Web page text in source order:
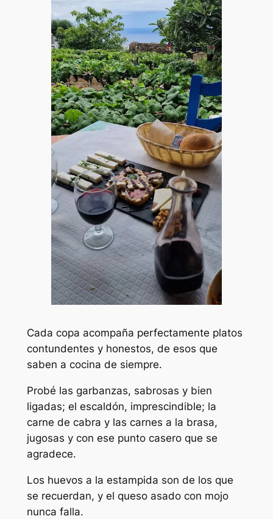
Cada copa acompaña perfectamente platos
contundentes y honestos, de esos que
saben a cocina de siempre.
Probé las garbanzas, sabrosas y bien
ligadas; el escaldón, imprescindible; la
carne de cabra y las carnes a la brasa,
jugosas y con ese punto casero que se
agradece.
Los huevos a la estampida son de los que
se recuerdan, y el queso asado con mojo
nunca falla.